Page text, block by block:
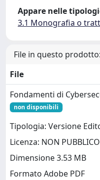
Appare nelle
3.1 Monografia o
File in questo prodotto:
File
Fondamenti di
non disponibili
Tipologia: Versione
Licenza: NON
Dimensione 3.53 MB
Formato Adobe PDF